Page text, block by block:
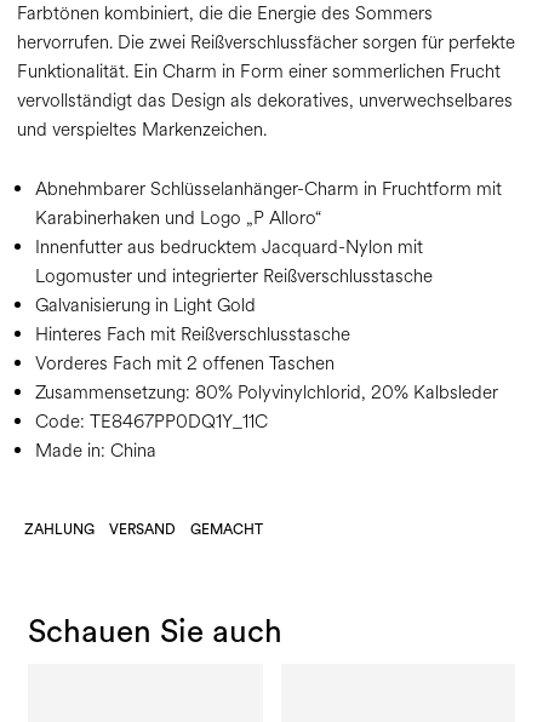
Farbtönen kombiniert, die die Energie des Sommers
hervorrufen. Die zwei Reißverschlussfächer sorgen für perfekte
Funktionalität. Ein Charm in Form einer sommerlichen Frucht
vervollständigt das Design als dekoratives, unverwechselbares
und verspieltes Markenzeichen.
Abnehmbarer Schlüsselanhänger-Charm in Fruchtform mit
Karabinerhaken und Logo „P Alloro“
Innenfutter aus bedrucktem Jacquard-Nylon mit
Logomuster und integrierter Reißverschlusstasche
Galvanisierung in Light Gold
Hinteres Fach mit Reißverschlusstasche
Vorderes Fach mit 2 offenen Taschen
Zusammensetzung: 80% Polyvinylchlorid, 20% Kalbsleder
Code: TE8467PP0DQ1Y_11C
Made in: China
ZAHLUNG VERSAND GEMACHT
Schauen Sie auch